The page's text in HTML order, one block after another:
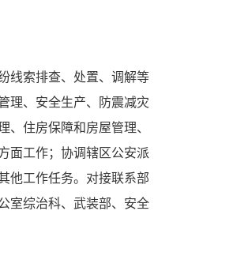
线索排查、处置、调解等
理、安全生产、防震减灾
住房保障和房屋管理、
面工作；协调辖区公安派
他工作任务。对接联系部
室综治科、武装部、安全